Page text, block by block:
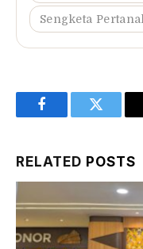
Sengketa
FacebookTwitter
RELATED POSTS